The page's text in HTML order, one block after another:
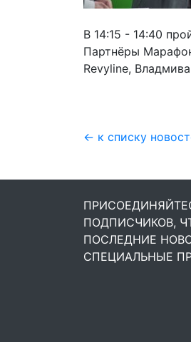
В 14:15 - 14:40
Партнёры
Revyline,
← к списку
ПОДПИСЧИКОВ,
ПОСЛЕДНИЕ
СПЕЦИАЛЬНЫЕ